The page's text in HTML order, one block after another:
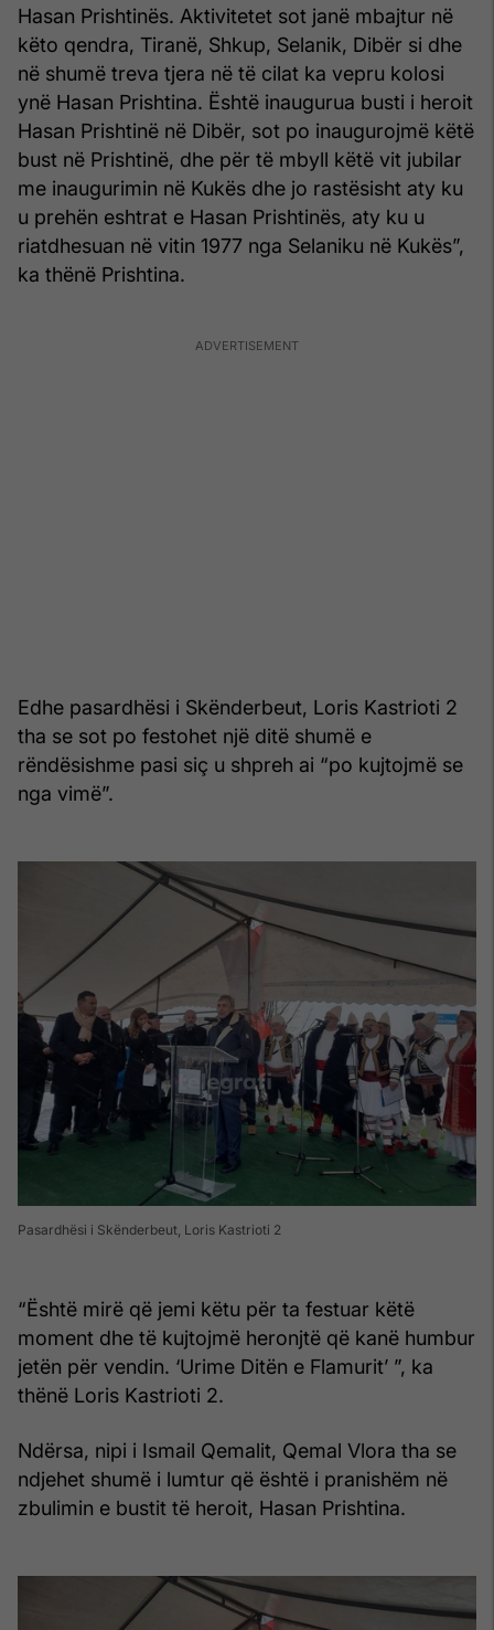
Hasan Prishtinës. Aktivitetet sot janë mbajtur në
këto qendra, Tiranë, Shkup, Selanik, Dibër si dhe
në shumë treva tjera në të cilat ka vepru kolosi
ynë Hasan Prishtina. Është inaugurua busti i heroit
Hasan Prishtinë në Dibër, sot po inaugurojmë këtë
bust në Prishtinë, dhe për të mbyll këtë vit jubilar
me inaugurimin në Kukës dhe jo rastësisht aty ku
u prehën eshtrat e Hasan Prishtinës, aty ku u
riatdhesuan në vitin 1977 nga Selaniku në Kukës”,
ka thënë Prishtina.
Edhe pasardhësi i Skënderbeut, Loris Kastrioti 2
tha se sot po festohet një ditë shumë e
rëndësishme pasi siç u shpreh ai “po kujtojmë se
nga vimë”.
Pasardhësi i Skënderbeut, Loris Kastrioti 2
“Është mirë që jemi këtu për ta festuar këtë
moment dhe të kujtojmë heronjtë që kanë humbur
jetën për vendin. ‘Urime Ditën e Flamurit’ ”, ka
thënë Loris Kastrioti 2.
Ndërsa, nipi i Ismail Qemalit, Qemal Vlora tha se
ndjehet shumë i lumtur që është i pranishëm në
zbulimin e bustit të heroit, Hasan Prishtina.